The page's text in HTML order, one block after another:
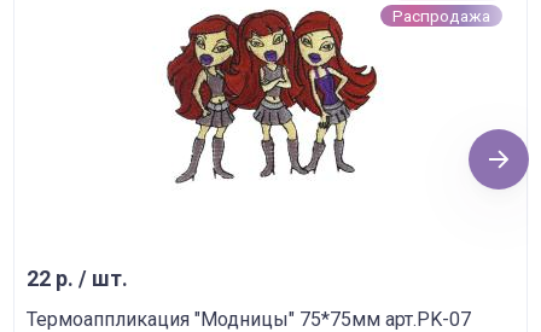
Распродажа
22 р. / шт.
Термоаппликация "Модницы" 75*75мм арт.PK-07
Next